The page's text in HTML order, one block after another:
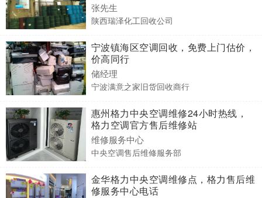
张先生
陕西瑞泽化工回收公司
宁波镇海区空调回收，免费上门估价，
价高同行
储经理
宁波满意之家旧货回收商行
惠州格力中央空调维修24小时热线，
格力空调官方售后维修站
维修服务中心
中央空调售后维修服务部
金华格力中央空调维修点，格力售后维
修服务中心电话